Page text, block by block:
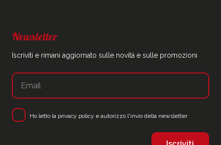
Newsletter
Iscriviti e rimani aggiornato sulle novità e sulle promozioni
Ho letto la privacy policy e autorizzo l'invio della newsletter